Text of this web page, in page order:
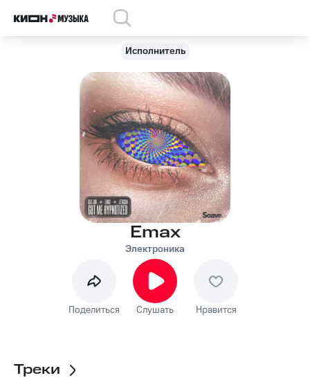
Исполнитель
Emax
Электроника
Поделиться Слушать Нравится
Треки